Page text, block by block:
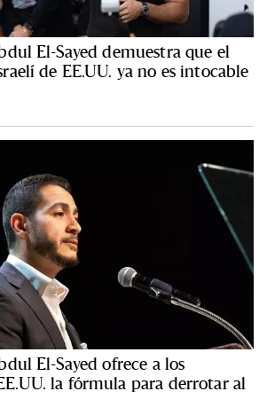
El-Sayed demuestra que el
de EE.UU. ya no es intocable
El-Sayed ofrece a los
la fórmula para derrotar al